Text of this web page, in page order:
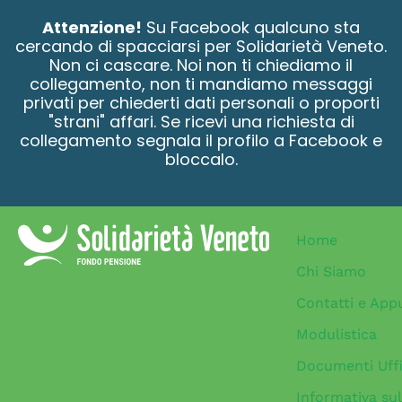
Attenzione! Su Facebook qualcuno sta
cercando di spacciarsi per Solidarietà Veneto.
Non ci cascare. Noi non ti chiediamo il
collegamento, non ti mandiamo messaggi
privati per chiederti dati personali o proporti
"strani" affari. Se ricevi una richiesta di
collegamento segnala il profilo a Facebook e
bloccalo.
Home
Chi Siamo
Contatti e
Modulistica
Documenti
Informativa